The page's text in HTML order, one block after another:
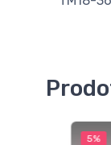
5%